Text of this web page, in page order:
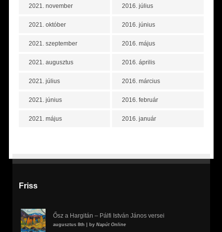
2021. november
2021. október
2021. szeptember
2021. augusztus
2021. július
2021. június
2021. május
2016. július
2016. június
2016. május
2016. április
2016. március
2016. február
2016. január
Friss
Ősz a Hargitán – Pálfi István János versei
augusztus 8th | by Napút Online